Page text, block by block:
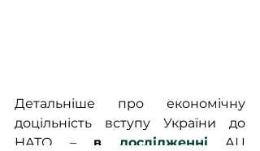
Детальніше про економічну
доцільність вступу України до
НАТО – в дослідженні АЦ